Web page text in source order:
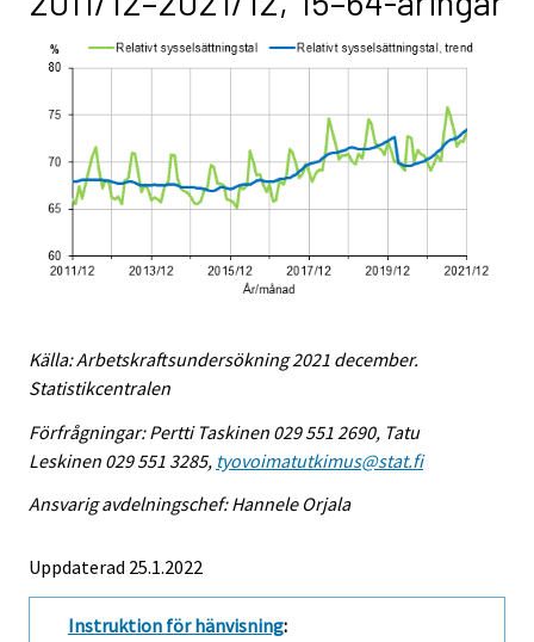
Källa: Arbetskraftsundersökning 2021 december.
Statistikcentralen
Förfrågningar: Pertti Taskinen 029 551 2690, Tatu
Leskinen 029 551 3285, tyovoimatutkimus@stat.fi
Ansvarig avdelningschef: Hannele Orjala
Uppdaterad 25.1.2022
Instruktion för hänvisning: